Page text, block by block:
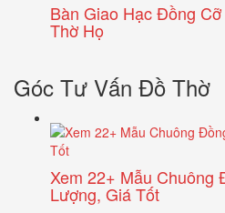
Bàn Giao Hạc Đồng
Thờ Họ
Góc Tư Vấn Đồ Thờ
Xem 22+ Mẫu Chuông
Lượng, Giá Tốt